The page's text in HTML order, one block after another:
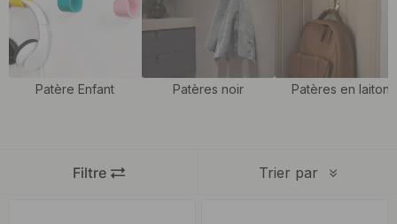
elle sera placée et la manière dont elle doit être fixée. Dans
l’entrée, un crochet mural doit souvent supporter des manteaux et
des sacs, tandis que dans la salle de bain, il servira plutôt aux
serviettes ou aux peignoirs. Plusieurs crochets muraux alignés
créez une impression plus harmonieuse tout en rendant la pièce
Patère Enfant Patères noir Patères en laiton
Trier par
Filtre